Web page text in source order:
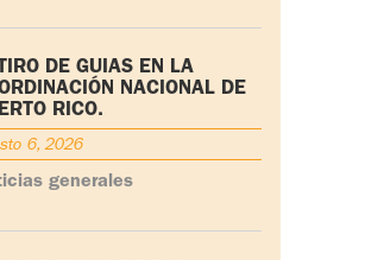
DE GUÍAS EN LA
NACIONAL DE
RICO.
6, 2026
generales